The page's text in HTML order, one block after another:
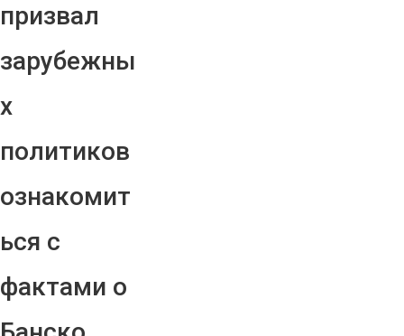
призвал
зарубежны
х
политиков
ознакомит
ься с
фактами о